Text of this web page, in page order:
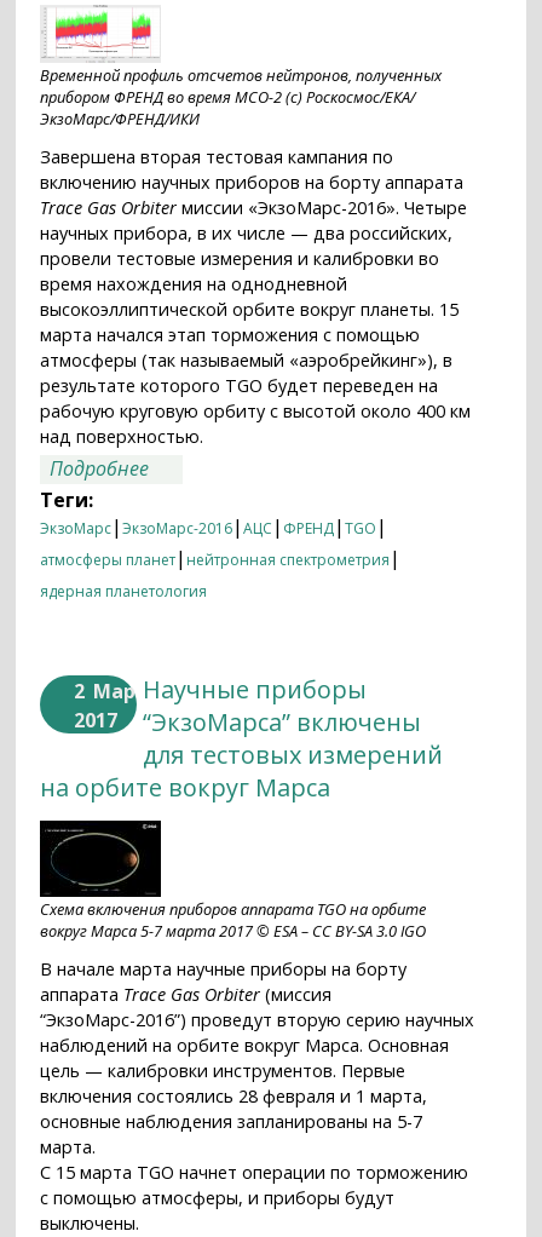
Временной профиль отсчетов нейтронов, полученных
прибором ФРЕНД во время MCO-2 (с) Роскосмос/ЕКА/
ЭкзоМарс/ФРЕНД/ИКИ
Завершена вторая тестовая кампания по
включению научных приборов на борту аппарата
Trace Gas Orbiter миссии «ЭкзоМарс-2016». Четыре
научных прибора, в их числе — два российских,
провели тестовые измерения и калибровки во
время нахождения на однодневной
высокоэллиптической орбите вокруг планеты. 15
марта начался этап торможения с помощью
атмосферы (так называемый «аэробрейкинг»), в
результате которого TGO будет переведен на
рабочую круговую орбиту с высотой около 400 км
над поверхностью.
Подробнее
Теги:
ЭкзоМарс|ЭкзоМарс-2016|АЦС | ФРЕНД|TGO |
атмосферы планет| нейтронная спектрометрия |
ядерная планетология
2 Мар
2017
Научные приборы
“ЭкзоМарса” включены
для тестовых измерений
на орбите вокруг Марса
Схема включения приборов аппарата TGO на орбите
вокруг Марса 5-7 марта 2017 © ESA – CC BY-SA 3.0 IGO
В начале марта научные приборы на борту
аппарата Trace Gas Orbiter (миссия
“ЭкзоМарс-2016”) проведут вторую серию научных
наблюдений на орбите вокруг Марса. Основная
цель — калибровки инструментов. Первые
включения состоялись 28 февраля и 1 марта,
основные наблюдения запланированы на 5-7
марта.
С 15 марта TGO начнет операции по торможению
с помощью атмосферы, и приборы будут
выключены.